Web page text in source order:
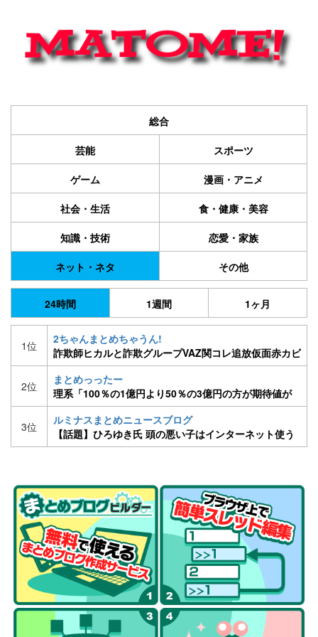
総合
芸能 スポーツ
ゲーム 漫画・アニメ
社会・生活 食・健康・美容
知識・技術 恋愛・家族
ネット・ネタ その他
24時間 1週間 1ヶ月
1位
2ちゃんまとめちゃうん!
詐欺師ヒカルと詐欺グループVAZ関コレ追放仮面赤カビ
ツイ垢凍結【part66】
2位
まとめっったー
理系「100％の1億円より50％の3億円の方が期待値が
高い。1億を選ぶやつは馬鹿」文系ワイ「はえー」
3位
ルミナスまとめニュースブログ
【話題】ひろゆき氏 頭の悪い子はインターネット使う
べきでないと発言 [08/23]